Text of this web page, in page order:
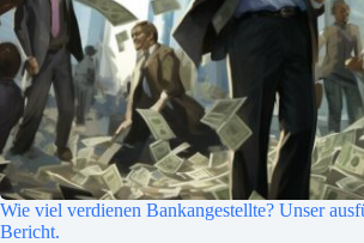
Wie viel verdienen Bankangestellte? Unser
Bericht.